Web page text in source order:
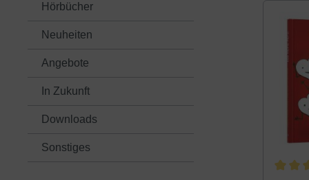
Hörbücher
Neuheiten
Angebote
In Zukunft
Downloads
Sonstiges